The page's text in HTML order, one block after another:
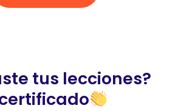
tus lecciones?